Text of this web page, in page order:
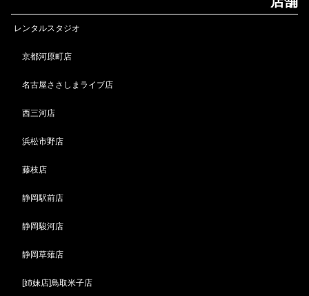
レンタルスタジオ
京都河原町店
名古屋ささしまライブ店
西三河店
浜松市野店
藤枝店
静岡駅前店
静岡駿河店
静岡草薙店
[姉妹店]鳥取米子店